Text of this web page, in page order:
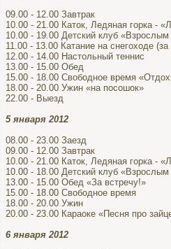
09.00 - 12.00 Завтрак
10.00 - 21.00 Каток, Ледяная горка -
10.00 - 19.00 Детский клуб
11.00 - 13.00 Катание на снегоходе
12.00 - 14.00 Настольный теннис
13.00 - 15.00 Обед
15.00 - 18.00 Свободное время
18.00 - 20.00 Ужин «на посошок»
22.00 - Выезд
5 января 2012
08.00 - 23.00 Заезд
09.00 - 12.00 Завтрак
10.00 - 21.00 Каток, Ледяная горка -
10.00 - 18.00 Детский клуб
13.00 - 15.00 Обед «За встречу!»
15.00 - 18.00 Свободное время
18.00 - 20.00 Ужин
20.00 - 23.00 Караоке «Песня про
6 января 2012